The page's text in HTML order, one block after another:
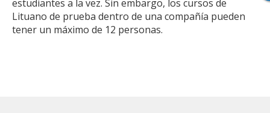
estudiantes a la vez. Sin embargo, los cursos de
Lituano de prueba dentro de una compañía pueden
tener un máximo de 12 personas.